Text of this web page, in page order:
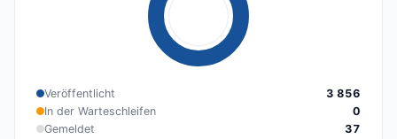
Veröffentlicht
3 856
In der Warteschleifen
0
Gemeldet
37